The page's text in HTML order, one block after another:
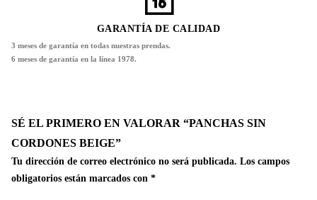
GARANTÍA DE CALIDAD
3 meses de garantía en todas nuestras prendas.
6 meses de garantía en la línea 1978.
SÉ EL PRIMERO EN VALORAR “PANCHAS SIN
CORDONES BEIGE”
Tu dirección de correo electrónico no será publicada. Los campos
obligatorios están marcados con *